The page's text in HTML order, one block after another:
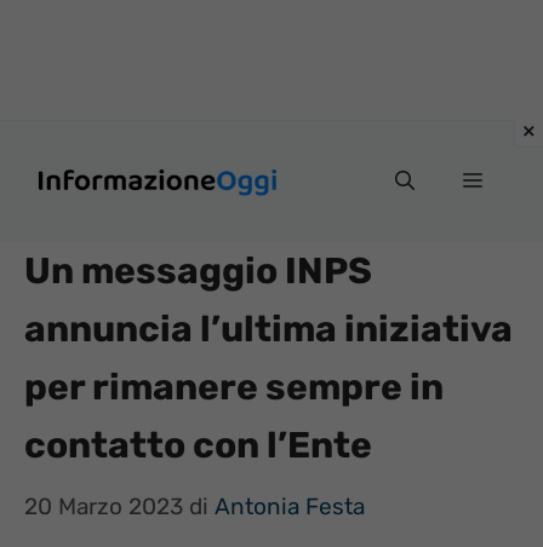
Menu
Un messaggio INPS
annuncia l’ultima iniziativa
per rimanere sempre in
contatto con l’Ente
20 Marzo 2023 di Antonia Festa